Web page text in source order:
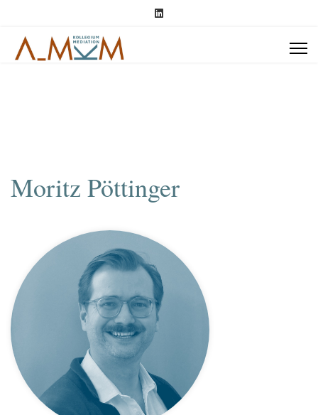
Moritz Pöttinger